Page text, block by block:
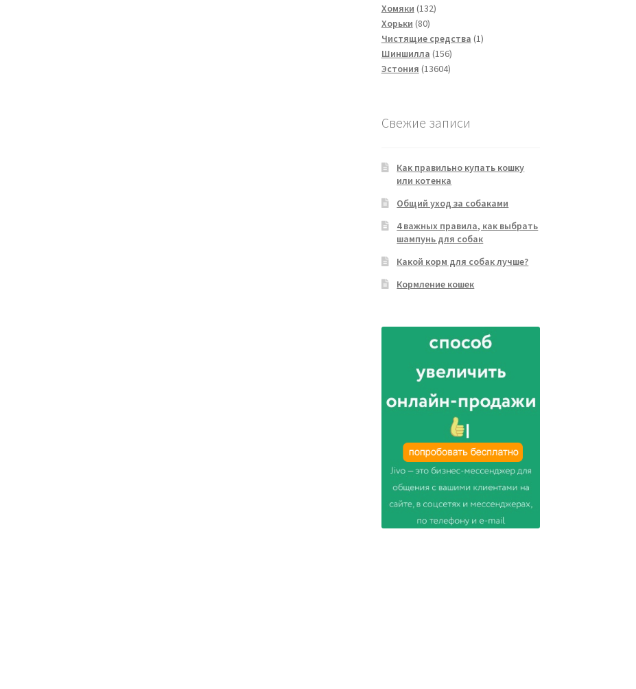
Хомяки 132132
Хорьки 8080
товаров
Чистящие средства 11
Шиншилла 156156
товаров
Эстония 1360413604
Свежие записи
Как правильно купать кошку
или котенка
Общий уход за собаками
4 важных правила, как выбрать
шампунь для собак
Какой корм для собак лучше?
Кормление кошек